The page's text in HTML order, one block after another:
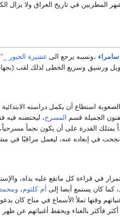
المطربين في تاريخ العراق ولا يزال
سامراء ،ونسبه يرجع الى عشيرة الجبور
ورشيق وسريع الخطى لذلك لقب
الصعوبة استطاع أن يكمل دراسته
الجميلة قسم المسرح، ليحتضنه فيه
يمتلك القدرة على أن يكون نجماً
نجحت في إبعاده عنه، ليعمل مراقبًا في
في قراءة كل ماتقع عليه يداه،
كما كان يستمع أيضا إلى أم كلثوم،
وقتها تملأ الأسماع في مناخ كان يدعو
فأكثر بالغناء ويحفظ أغنياتهم عن